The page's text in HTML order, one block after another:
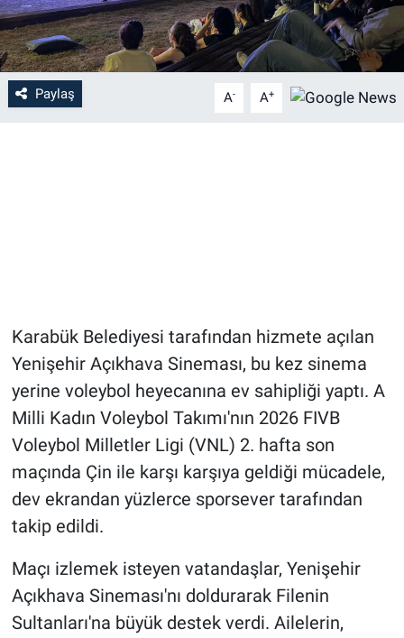
Paylaş A- A+
Karabük Belediyesi tarafından hizmete açılan
Yenişehir Açıkhava Sineması, bu kez sinema
yerine voleybol heyecanına ev sahipliği yaptı. A
Milli Kadın Voleybol Takımı'nın 2026 FIVB
Voleybol Milletler Ligi (VNL) 2. hafta son
maçında Çin ile karşı karşıya geldiği mücadele,
dev ekrandan yüzlerce sporsever tarafından
takip edildi.
Maçı izlemek isteyen vatandaşlar, Yenişehir
Açıkhava Sineması'nı doldurarak Filenin
Sultanları'na büyük destek verdi. Ailelerin,